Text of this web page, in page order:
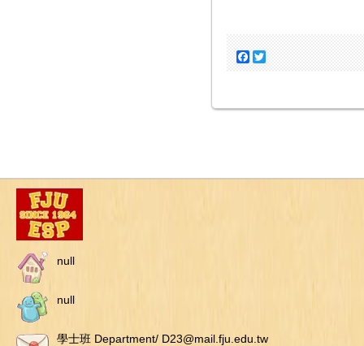
Facebook
null
null
學士班 Department/ D23@mail.fju.edu.tw